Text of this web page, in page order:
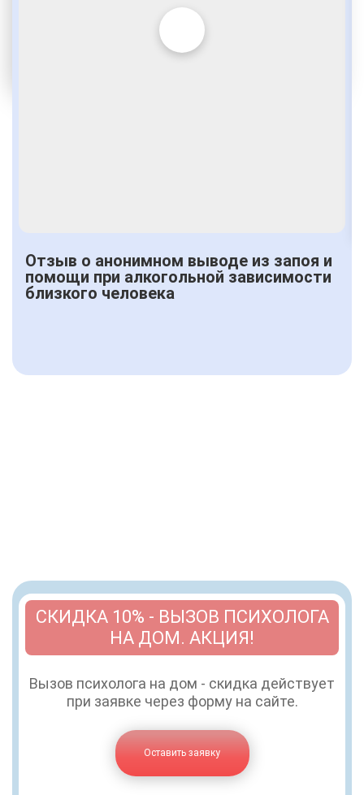
Отзыв о анонимном выводе из запоя и
помощи при алкогольной зависимости
близкого человека
СКИДКА 10% - ВЫЗОВ ПСИХОЛОГА
НА ДОМ. АКЦИЯ!
Вызов психолога на дом - скидка действует
при заявке через форму на сайте.
Оставить заявку